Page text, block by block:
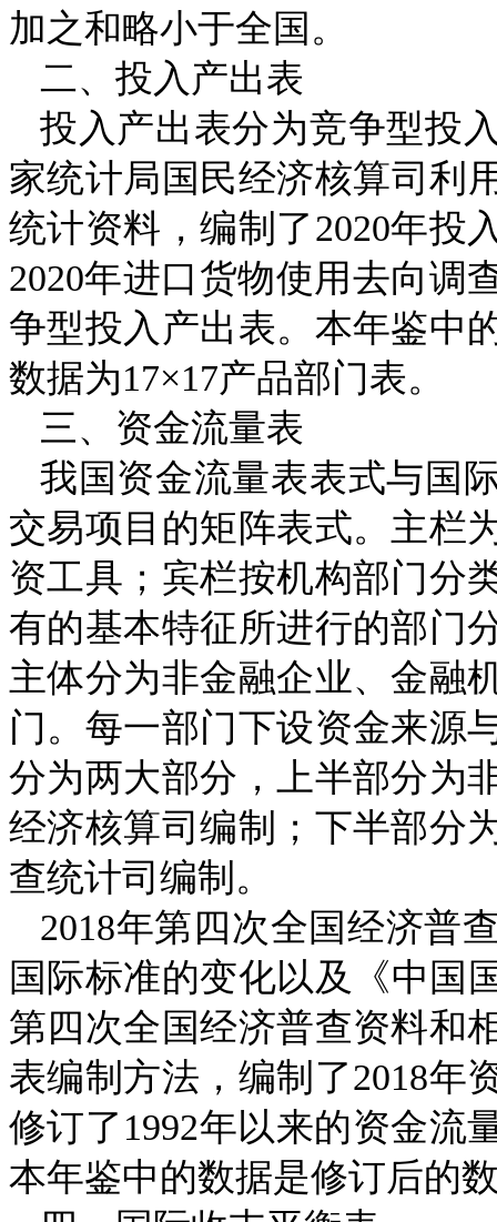
加之和略小于全国。
二、投入产出表
投入产出表分为竞争型投
家统计局国民经济核算司利
统计资料，编制了2020年投
2020年进口货物使用去向调
争型投入产出表。本年鉴中
数据为17×17产品部门表。
三、资金流量表
我国资金流量表表式与国
交易项目的矩阵表式。主栏
资工具；宾栏按机构部门分
有的基本特征所进行的部门
主体分为非金融企业、金融
门。每一部门下设资金来源
分为两大部分，上半部分为
经济核算司编制；下半部分
查统计司编制。
2018年第四次全国经济普
国际标准的变化以及《中国
第四次全国经济普查资料和
表编制方法，编制了2018年
修订了 1992年以来的资金流
本年鉴中的数据是修订后的